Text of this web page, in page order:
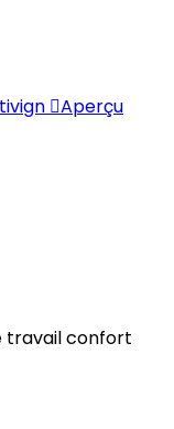
Aperçu
travail confort